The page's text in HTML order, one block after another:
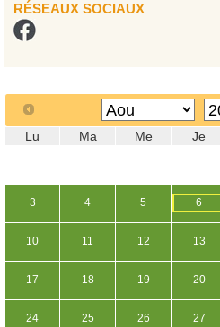
RÉSEAUX SOCIAUX
Lu Ma Me Je
3 4 5 6
10 11 12 13
17 18 19 20
24 25 26 27